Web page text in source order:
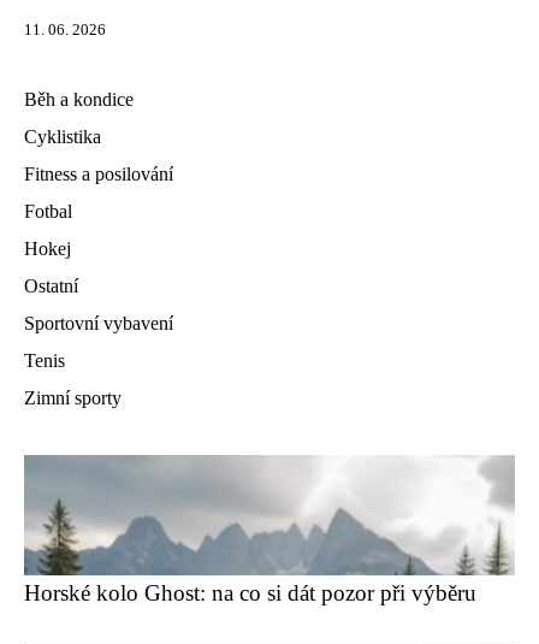
11. 06. 2026
Běh a kondice
Cyklistika
Fitness a posilování
Fotbal
Hokej
Ostatní
Sportovní vybavení
Tenis
Zimní sporty
Horské kolo Ghost: na co si dát pozor při výběru